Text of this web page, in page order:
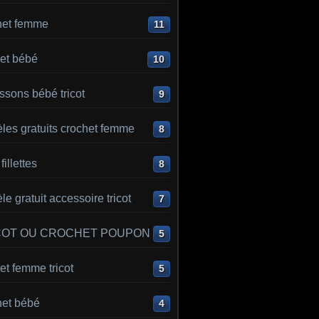
femme 11
bébé 10
bébé tricot 9
gratuits crochet femme 8
8
gratuit accessoire tricot 7
OU CROCHET POUPON 5
femme tricot 5
bébé 4